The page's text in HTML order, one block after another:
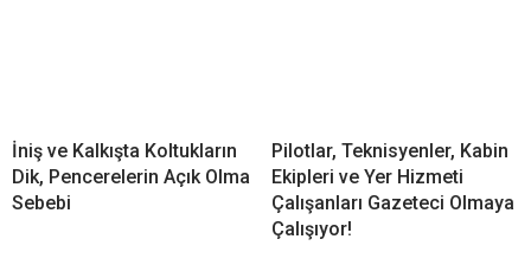
İniş ve Kalkışta Koltukların
Dik, Pencerelerin Açık Olma
Sebebi
Pilotlar, Teknisyenler, Kabin
Ekipleri ve Yer Hizmeti
Çalışanları Gazeteci Olmaya
Çalışıyor!